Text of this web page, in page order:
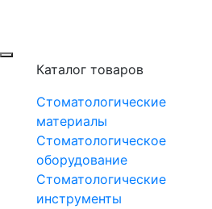
Каталог товаров
Стоматологические
материалы
Стоматологическое
оборудование
Стоматологические
инструменты